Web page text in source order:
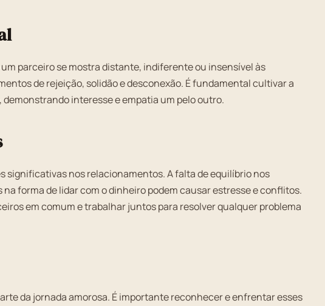
parceiro se mostra distante, indiferente ou insensível às
de rejeição, solidão e desconexão. É fundamental cultivar a
interesse e empatia um pelo outro.
significativas nos relacionamentos. A falta de equilíbrio nos
forma de lidar com o dinheiro podem causar estresse e conflitos.
em comum e trabalhar juntos para resolver qualquer problema
da jornada amorosa. É importante reconhecer e enfrentar esses